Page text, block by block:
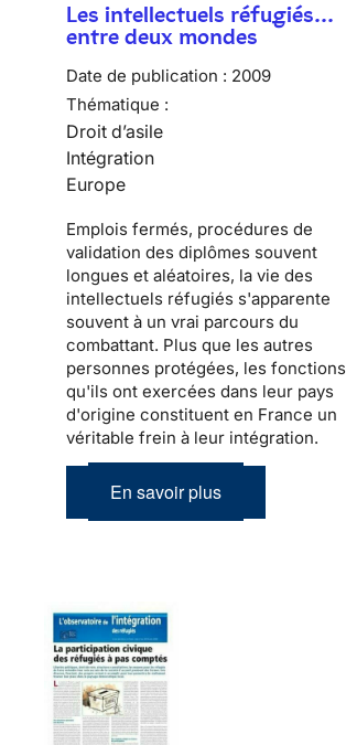
Les intellectuels réfugiés…
entre deux mondes
Date de publication : 2009
Thématique :
Droit d’asile
Intégration
Europe
Emplois fermés, procédures de
validation des diplômes souvent
longues et aléatoires, la vie des
intellectuels réfugiés s'apparente
souvent à un vrai parcours du
combattant. Plus que les autres
personnes protégées, les fonctions
qu'ils ont exercées dans leur pays
d'origine constituent en France un
véritable frein à leur intégration.
En savoir plus